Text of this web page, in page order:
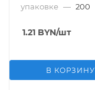
упаковке — 200
1.21 BYN/шт
В КОРЗИНУ